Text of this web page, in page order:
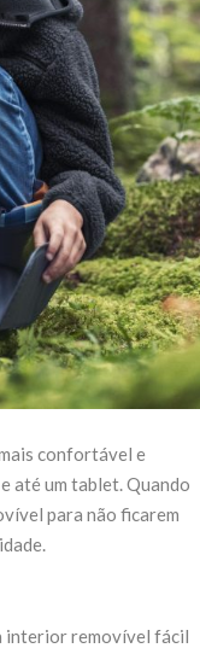
confortável e
até um tablet. Quando
para não ficarem
interior removível fácil